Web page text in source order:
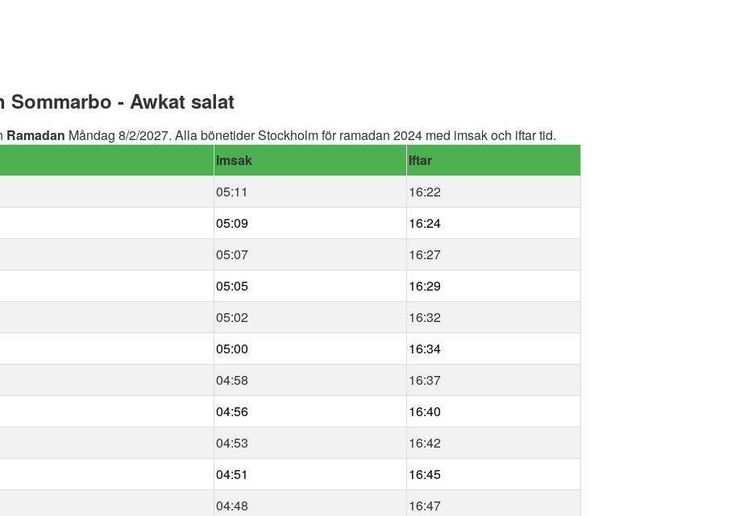
Sommarbo - Awkat salat
Ramadan Måndag 8/2/2027. Alla bönetider Stockholm för ramadan 2024 med imsak och iftar tid.
Imsak
Iftar
05:11
16:22
05:09
16:24
05:07
16:27
05:05
16:29
05:02
16:32
05:00
16:34
04:58
16:37
04:56
16:40
04:53
16:42
04:51
16:45
04:48
16:47